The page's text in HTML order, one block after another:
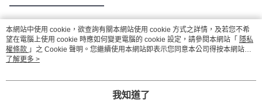
熱門標籤
本網站中使用 cookie，欲查詢有關本網站使用 cookie 方式之詳情，及若您不希
望在電腦上使用 cookie 時應如何變更電腦的 cookie 設定，請參閱本網站「 隱私
權條款 」之 Cookie 聲明。您繼續使用本網站即表示您同意本公司得按本網站使
用條款之 Cookie 聲明使用 cookie。
了解更多 >
我知道了